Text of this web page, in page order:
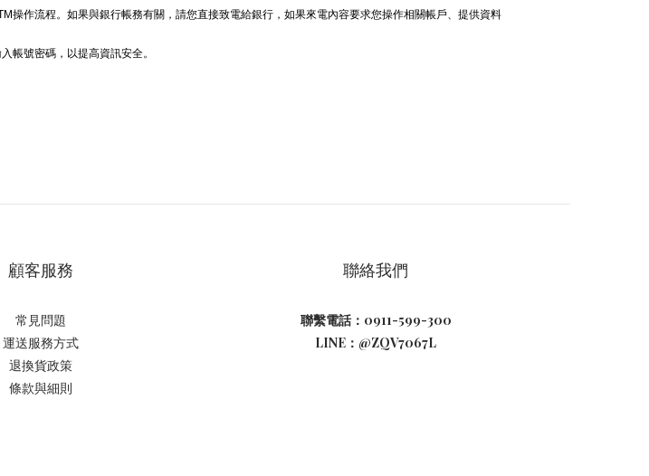
操作流程。如果與銀行帳務有關，請您直接致電給銀行，如果來電內容要求您操作相關帳戶、提供資料
帳號密碼，以提高資訊安全。
顧客服務
常見問題
運送服務方式
退換貨政策
條款與細則
聯絡我們
聯繫電話：0911-599-300
LINE：@ZQV7067L